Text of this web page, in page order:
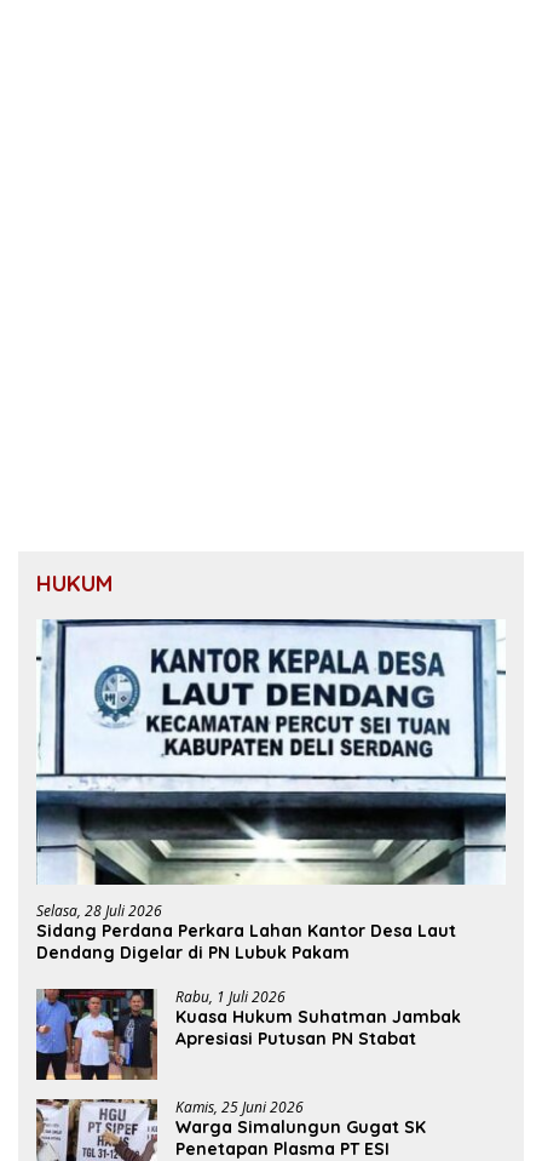
HUKUM
Selasa, 28 Juli 2026
Sidang Perdana Perkara Lahan Kantor Desa Laut
Dendang Digelar di PN Lubuk Pakam
Rabu, 1 Juli 2026
Kuasa Hukum Suhatman Jambak
Apresiasi Putusan PN Stabat
Kamis, 25 Juni 2026
Warga Simalungun Gugat SK
Penetapan Plasma PT ESI